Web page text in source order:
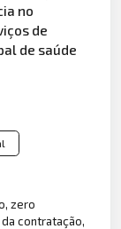
no
de
de saúde
zero
contratação,